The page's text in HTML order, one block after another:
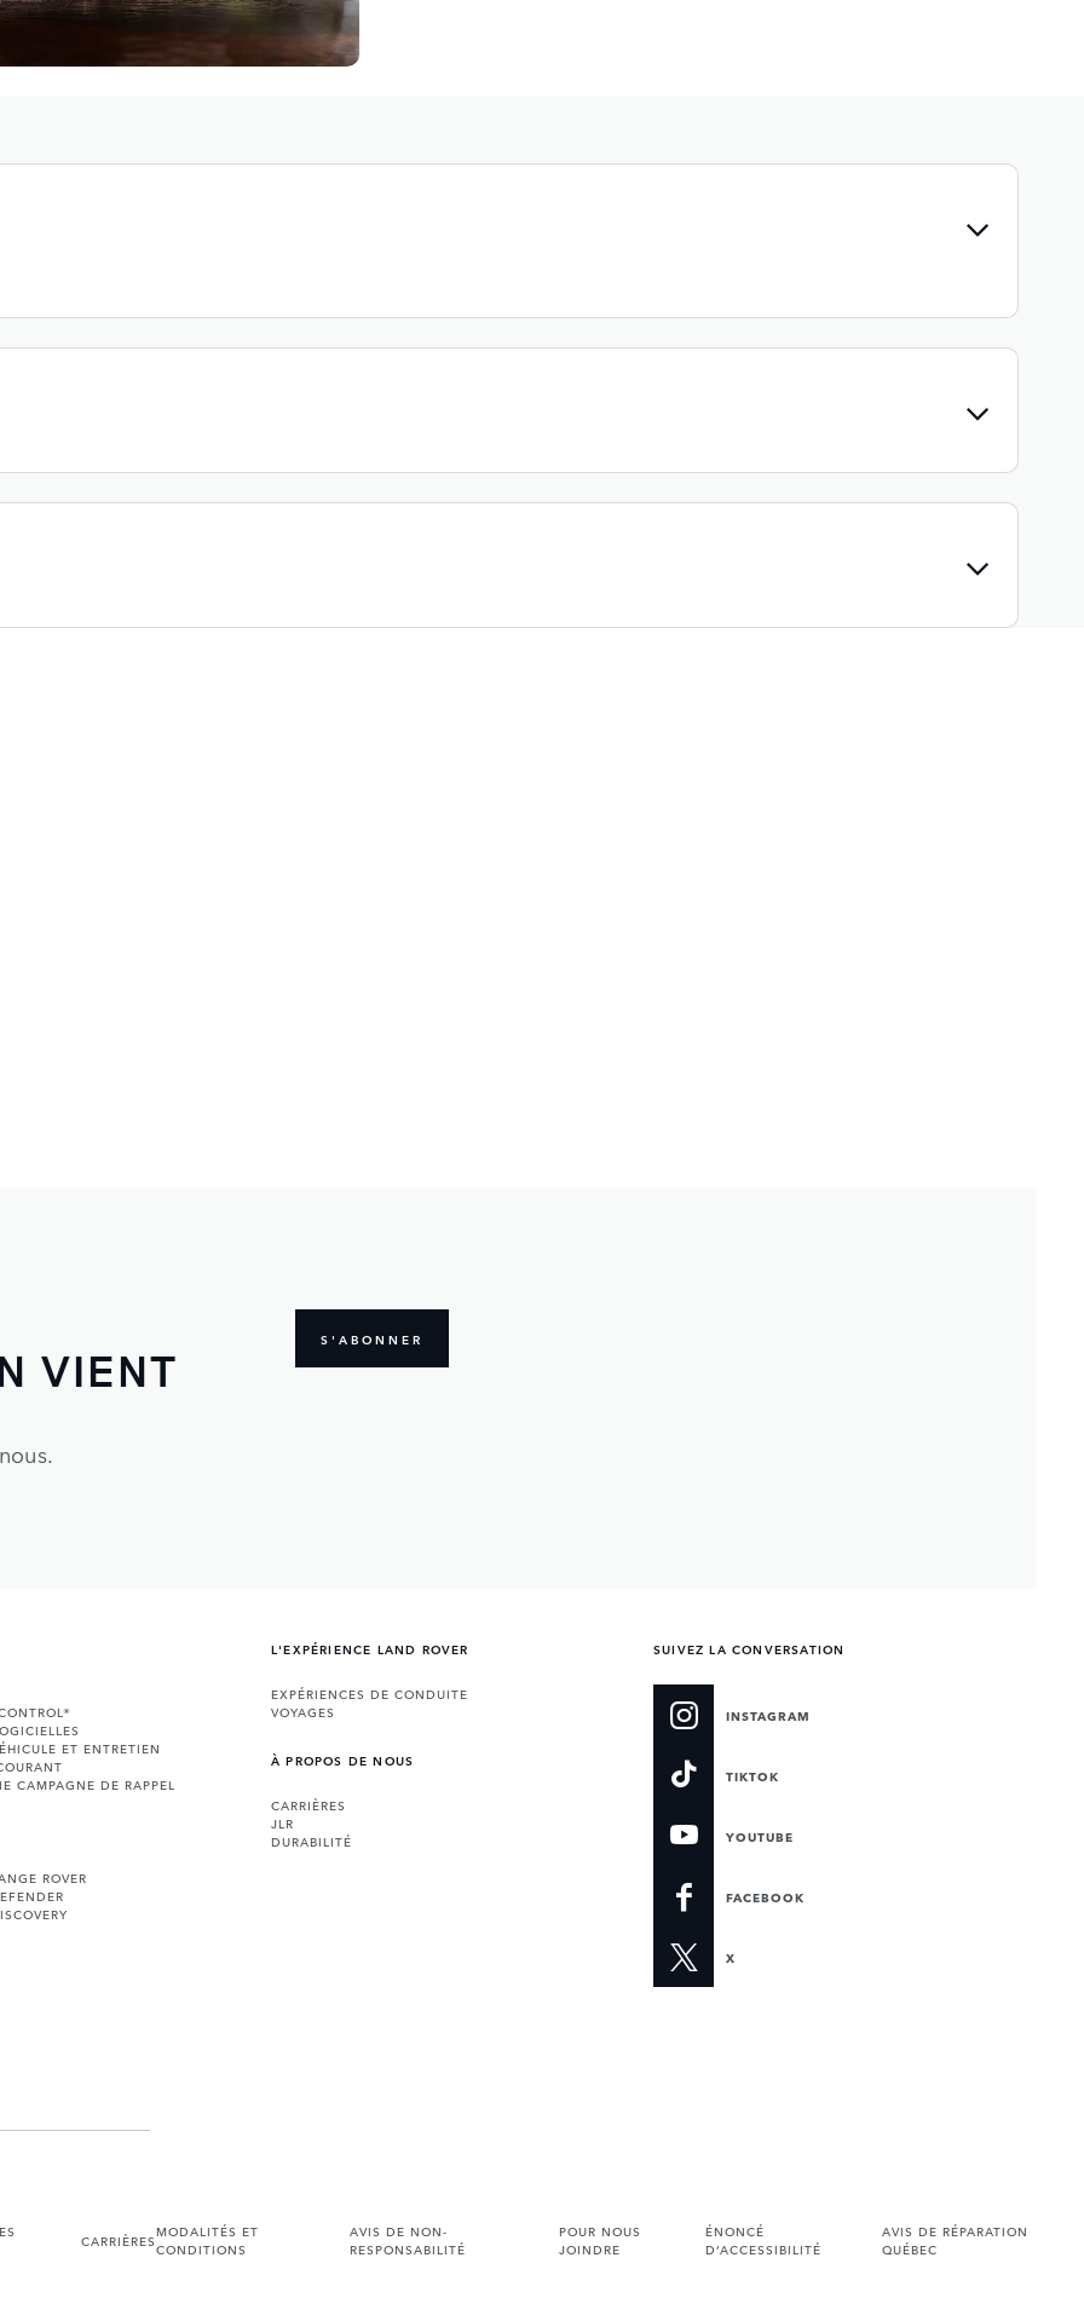
VIENT
S'ABONNER
ET ENTRETIEN
CAMPAGNE DE RAPPEL
ROVER
L'EXPÉRIENCE LAND ROVER
EXPÉRIENCES DE CONDUITE
VOYAGES
À PROPOS DE NOUS
CARRIÈRES
JLR
DURABILITÉ
SUIVEZ LA CONVERSATION
INSTAGRAM
TIKTOK
YOUTUBE
FACEBOOK
X
CARRIÈRESMODALITÉS ET
CONDITIONS
AVIS DE NON-
RESPONSABILITÉ
POUR NOUS
JOINDRE
ÉNONCÉ
D’ACCESSIBILITÉ
AVIS DE RÉPARATION
QUÉBEC